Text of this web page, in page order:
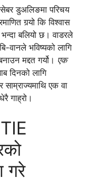
डुअलिङमा परिचय
गर्‍यो कि विश्वास
बलियो छ। वाडरले
वानले भविष्यको लागि
मद्दत गर्यो। एक
दिनको लागि
साम्राज्यमाथि एक वा
गाह्रो।
गरे